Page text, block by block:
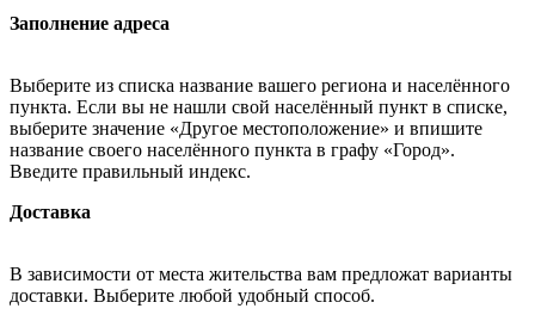
Заполнение адреса
Выберите из списка название вашего региона и населённого
пункта. Если вы не нашли свой населённый пункт в списке,
выберите значение «Другое местоположение» и впишите
название своего населённого пункта в графу «Город».
Введите правильный индекс.
Доставка
В зависимости от места жительства вам предложат варианты
доставки. Выберите любой удобный способ.